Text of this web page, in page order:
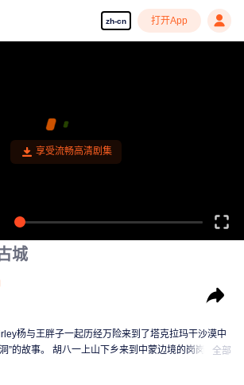
zh-cn 打开App
享受流畅高清剧集
城
杨与王胖子一起历经万险来到了塔克拉玛干沙漠中
”的故事。 胡八一上山下乡来到中蒙边境的岗岗营全部